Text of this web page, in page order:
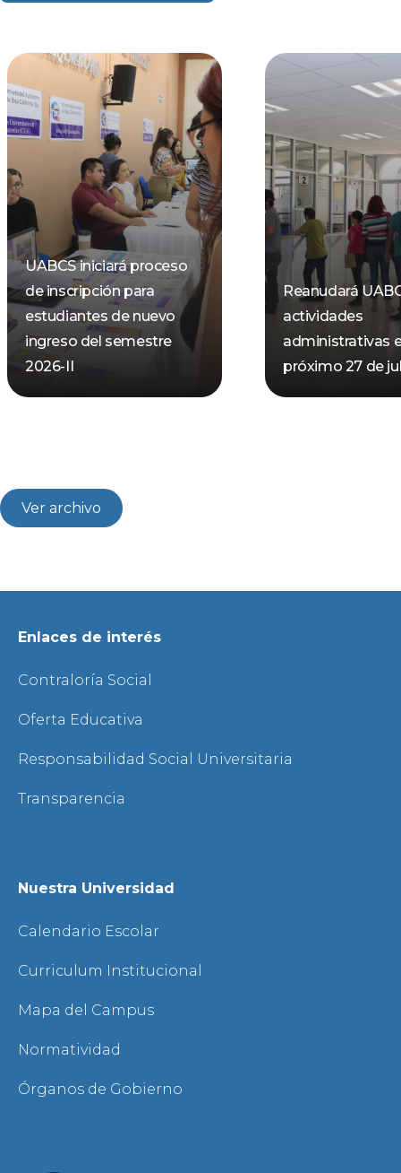
UABCS iniciará proceso
de inscripción para
estudiantes de nuevo
ingreso del semestre
2026-II
Reanudará
actividades
administrativas
próximo 27 de
Ver archivo
Enlaces de interés
Contraloría Social
Oferta Educativa
Responsabilidad Social Universitaria
Transparencia
Nuestra Universidad
Calendario Escolar
Curriculum Institucional
Mapa del Campus
Normatividad
Órganos de Gobierno